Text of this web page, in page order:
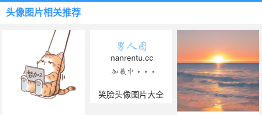
头像图片相关推荐
笑脸头像图片大全